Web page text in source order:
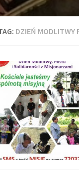
DZIEŃ MODLITWY